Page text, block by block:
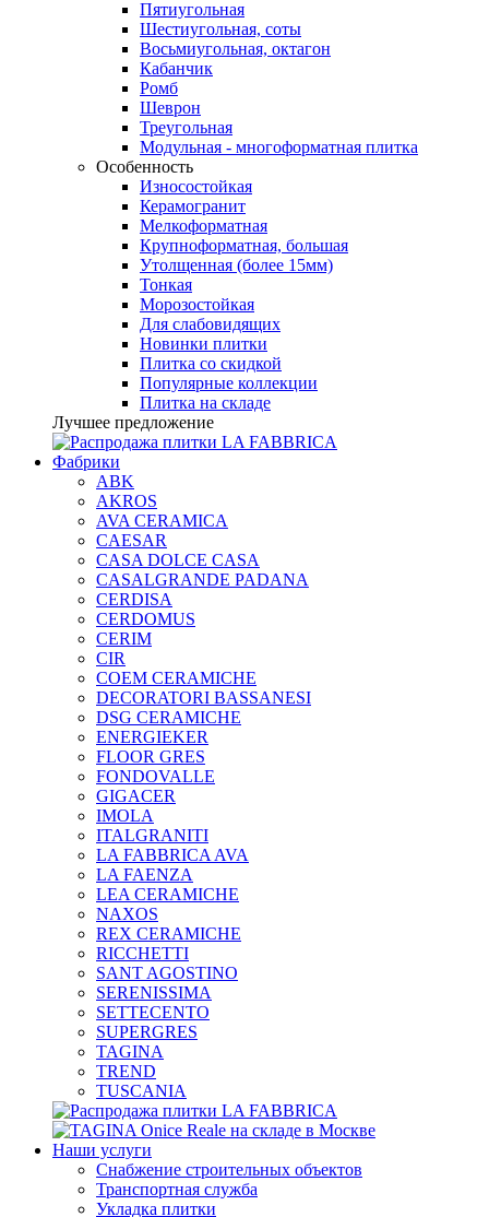
Пятиугольная
Шестиугольная, соты
Восьмиугольная, октагон
Кабанчик
Ромб
Шеврон
Треугольная
Модульная - многоформатная плитка
Особенность
Износостойкая
Керамогранит
Мелкоформатная
Крупноформатная, большая
Утолщенная (более 15мм)
Тонкая
Морозостойкая
Для слабовидящих
Новинки плитки
Плитка со скидкой
Популярные коллекции
Плитка на складе
Лучшее предложение
Фабрики
ABK
AKROS
AVA CERAMICA
CAESAR
CASA DOLCE CASA
CASALGRANDE PADANA
CERDISA
CERDOMUS
CERIM
CIR
COEM CERAMICHE
DECORATORI BASSANESI
DSG CERAMICHE
ENERGIEKER
FLOOR GRES
FONDOVALLE
GIGACER
IMOLA
ITALGRANITI
LA FABBRICA AVA
LA FAENZA
LEA CERAMICHE
NAXOS
REX CERAMICHE
RICCHETTI
SANT AGOSTINO
SERENISSIMA
SETTECENTO
SUPERGRES
TAGINA
TREND
TUSCANIA
Наши услуги
Снабжение строительных объектов
Транспортная служба
Укладка плитки